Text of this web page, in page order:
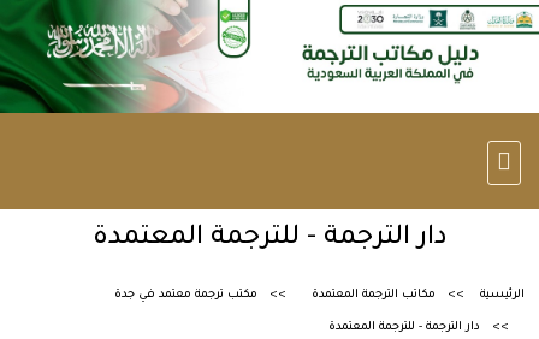
دار الترجمة - للترجمة المعتمدة
الرئيسية مكاتب الترجمة المعتمدة مكتب ترجمة معتمد في جدة
دار الترجمة - للترجمة المعتمدة